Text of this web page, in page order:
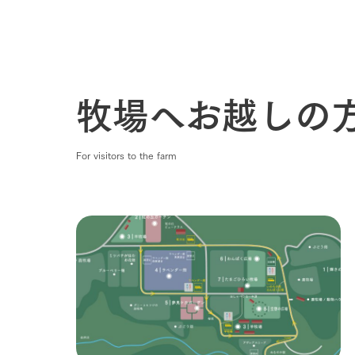
牧場へお越しの
For visitors to the farm